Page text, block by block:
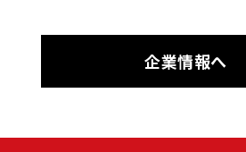
企業情報へ